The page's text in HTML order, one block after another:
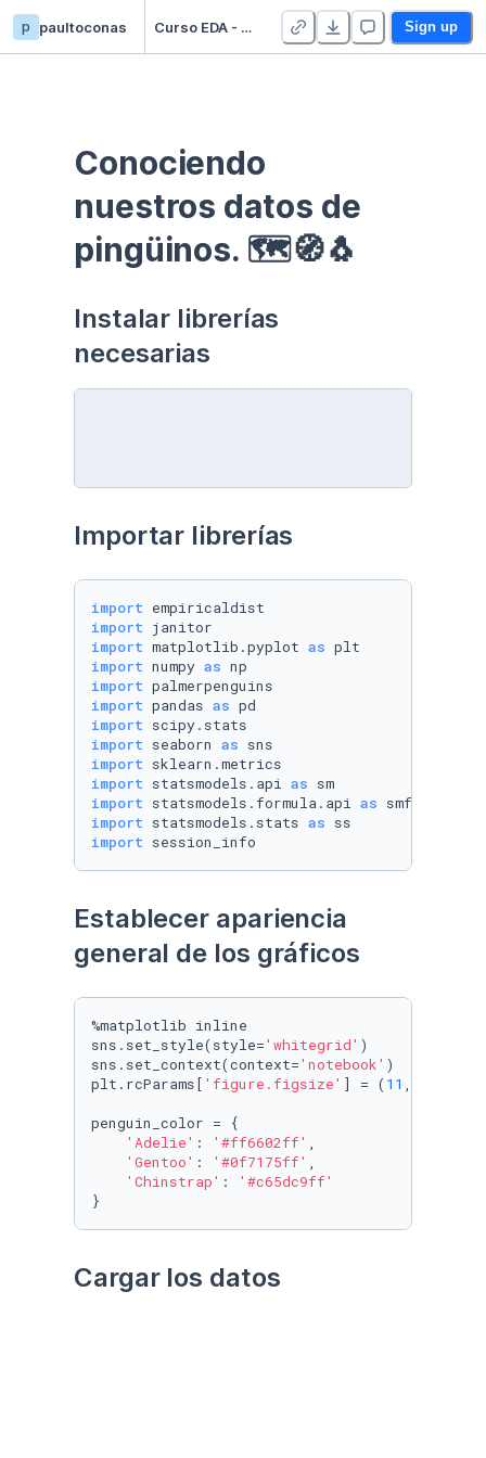
p paultoconas Curso EDA - Communication - Duplicate Sign up
Conociendo
nuestros datos de
pingüinos. 🗺🧭🐧
Instalar librerías
necesarias
Importar librerías
import
import
import matplotlib.pyplot as
import numpy as
import
import pandas as
import
import seaborn as
import
import statsmodels.api as
import statsmodels.formula.api as
import statsmodels.stats as
import session_info
Establecer apariencia
general de los gráficos
%matplotlib inline
sns.set_style(style='whitegrid' )
sns.set_context(context='notebook' )
plt.rcParams[ 'figure.figsize' ] = ( 11 ,
penguin_color = {
'Adelie' : '#ff6602ff' ,
'Gentoo' : '#0f7175ff' ,
'Chinstrap' :
'#c65dc9ff'
}
Cargar los datos